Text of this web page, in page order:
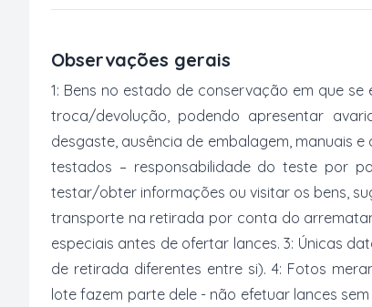
Observações gerais
1: Bens no estado de conservação em que
troca/devolução, podendo apresentar
desgaste, ausência de embalagem, manuais
testados – responsabilidade do teste por
testar/obter informações ou visitar os bens,
transporte na retirada por conta do
especiais antes de ofertar lances. 3: Únicas
de retirada diferentes entre si). 4: Fotos
lote fazem parte dele - não efetuar lances